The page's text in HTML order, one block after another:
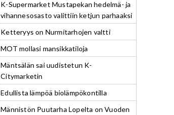
K-Supermarket Mustapekan hedelmä- ja
vihannesosasto valittiin ketjun parhaaksi
Ketteryys on Nurmitarhojen valtti
MOT mollasi mansikkatiloja
Mäntsälän sai uudistetun K-
Citymarketin
Edullista lämpöä biolämpökontilla
Männistön Puutarha Lopelta on Vuoden